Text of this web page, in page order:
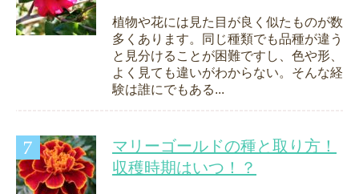
植物や花には見た目が良く似たものが数
多くあります。同じ種類でも品種が違う
と見分けることが困難ですし、色や形、
よく見ても違いがわからない。そんな経
験は誰にでもある...
マリーゴールドの種と取り方！
収穫時期はいつ！？